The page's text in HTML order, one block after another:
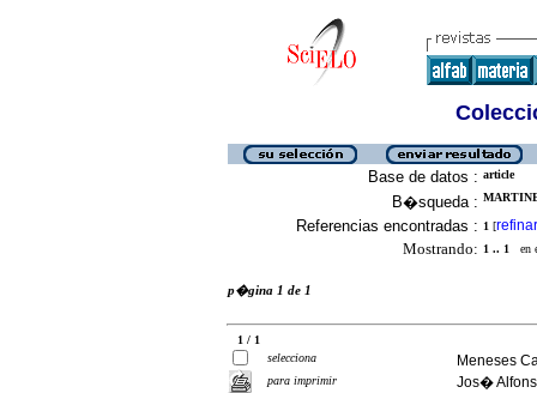
Base de datos : article
B�squeda :
Referencias encontradas : 1 [refinar
Mostrando: 1 .. 1 en
p�gina 1 de 1
1 / 1
selecciona
para imprimir
Meneses
Jos�